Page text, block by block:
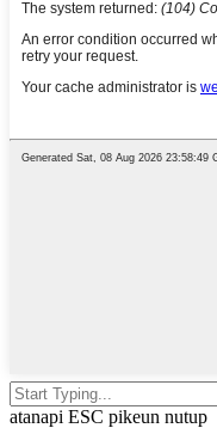
atanapi ESC pikeun nutup